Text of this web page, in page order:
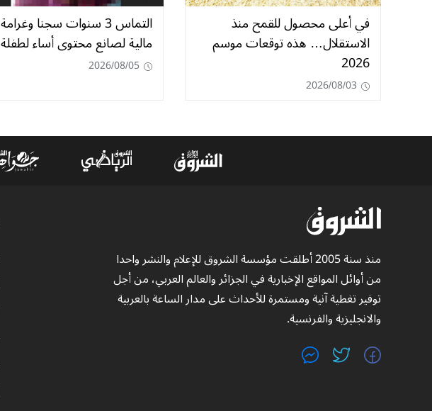
في أعلى محصول للقمح منذ
الاستقلال… هذه توقعات موسم
2026
2026/08/03
التماس 3 سنوات سجنا وغرامة
مالية لصانع محتوى أساء لطفلة
2026/08/05
منذ سنة 2005 أطلقت مؤسسة الشروق للإعلام والنشر واحدا
من أوائل المواقع الإخبارية في الجزائر والعالم العربي، من أجل
توفير تغطية آنية ومستمرة للأحداث على مدار الساعة بالعربية
والانجليزية والفرنسية.